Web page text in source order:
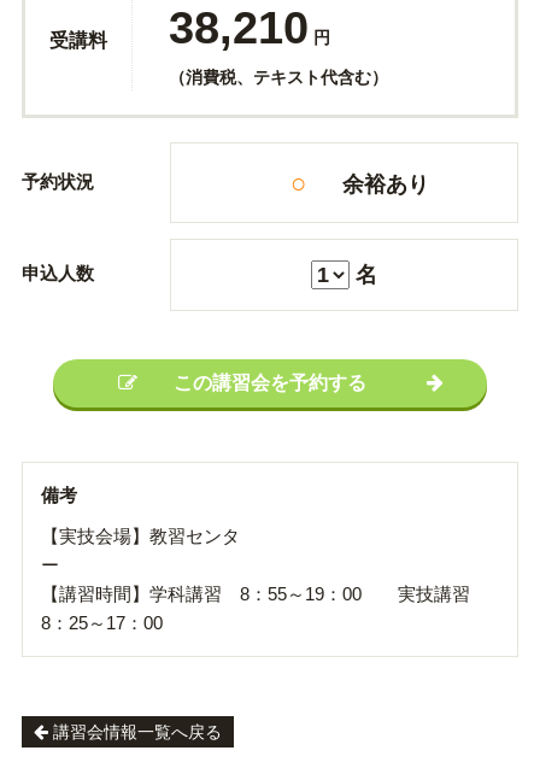
受講料 38,210 円
（消費税、テキスト代含む）
予約状況 ○ 余裕あり
申込人数 名
この講習会を予約する
備考
【実技会場】教習センタ
【講習時間】学科講習 8：55～19：00 実技講習
8：25～17：00
講習会情報一覧へ戻る